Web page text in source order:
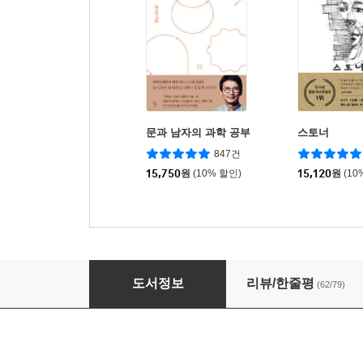
문과 남자의 과학 공부
847건
15,750원 (10% 할인)
스토너
15,120원
최소한의 선의
도서정보 리뷰/한줄평 (62/79)